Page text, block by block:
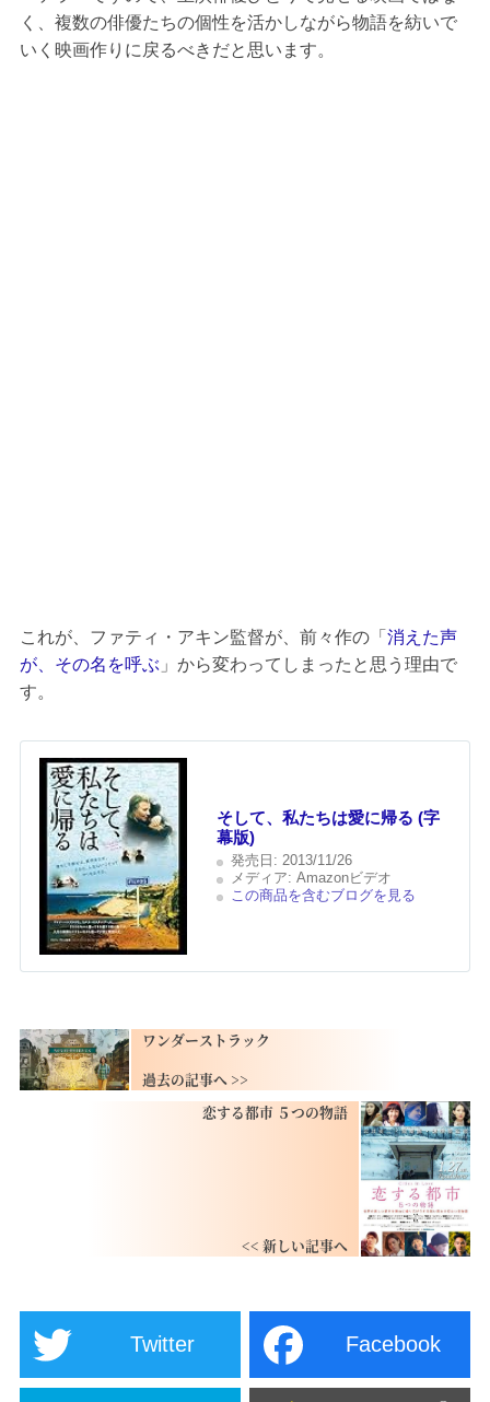
く、複数の俳優たちの個性を活かしながら物語を紡いで
いく映画作りに戻るべきだと思います。
これが、ファティ・アキン監督が、前々作の「 消えた声
が、その名を呼ぶ 」から変わってしまったと思う理由で
す。
そして、私たちは愛に帰る (字
幕版)
発売日: 2013/11/26
メディア: Amazonビデオ
この商品を含むブログを見る
ワンダーストラック
恋する都市 ５つの物語
Twitter Facebook